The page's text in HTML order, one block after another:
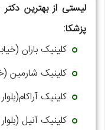
لیستی از بهترین
پزشکا:
کلینیک باران
کلینیک شارمین
کلینیک
کلینیک آنیل